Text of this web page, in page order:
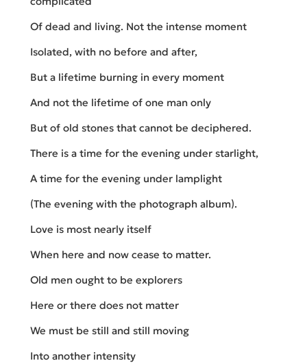
Of dead and living. Not the intense moment
Isolated, with no before and after,
But a lifetime burning in every moment
And not the lifetime of one man only
But of old stones that cannot be deciphered.
There is a time for the evening under starlight,
A time for the evening under lamplight
(The evening with the photograph album).
Love is most nearly itself
When here and now cease to matter.
Old men ought to be explorers
Here or there does not matter
We must be still and still moving
Into another intensity